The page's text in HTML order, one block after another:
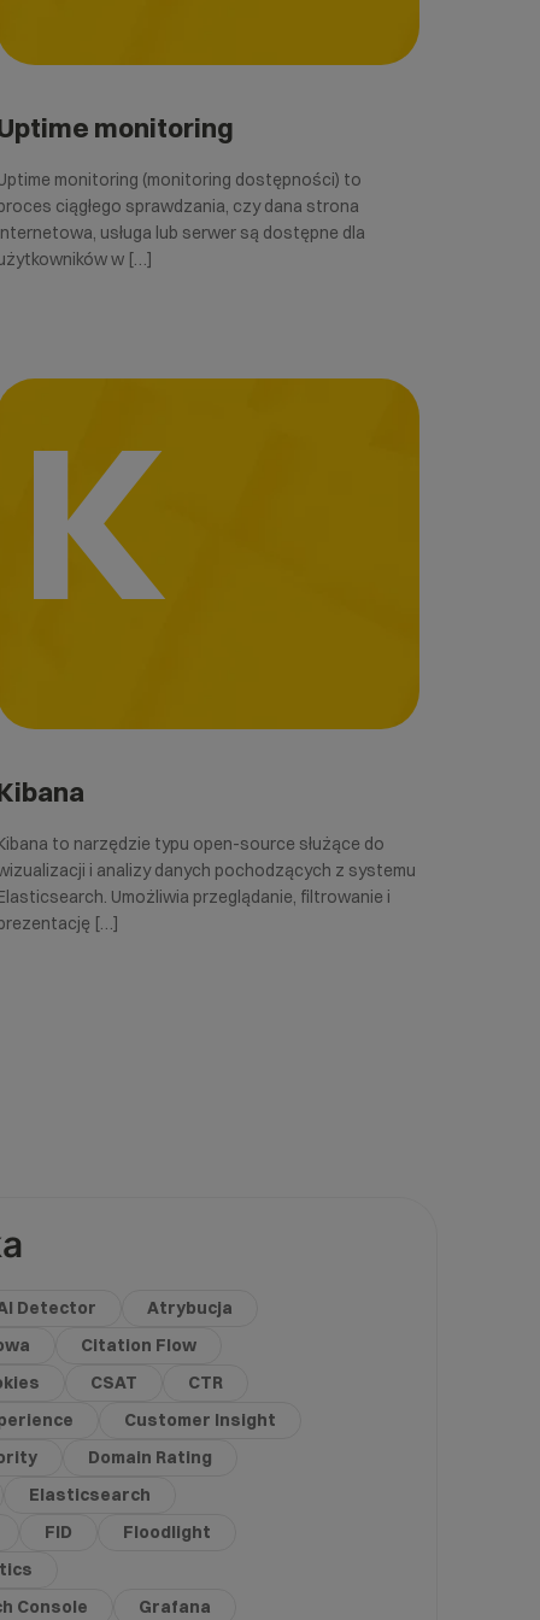
monitoring
monitoring (monitoring dostępności) to
ciągłego sprawdzania, czy dana strona
usługa lub serwer są dostępne dla
w […]
K
to narzędzie typu open-source służące do
i analizy danych pochodzących z systemu
Umożliwia przeglądanie, filtrowanie i
[…]
Detector
Atrybucja
Citation Flow
CSAT
CTR
Customer Insight
Domain Rating
Elasticsearch
FID
Floodlight
Console
Grafana